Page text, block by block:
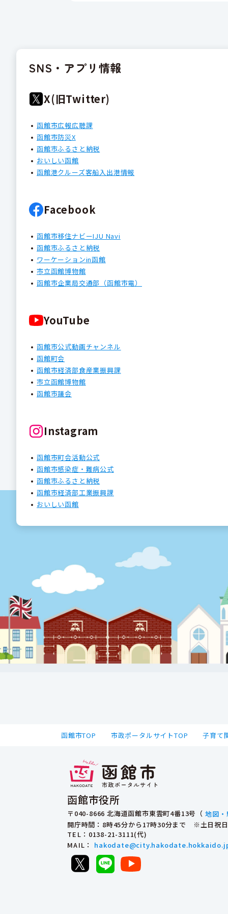
SNS・アプリ情報
X(旧Twitter)
函館市広報広聴課
函館市防災X
函館市ふるさと納税
おいしい函館
函館港クルーズ客船入出港情報
Facebook
函館市移住ナビーIJU Navi
函館市ふるさと納税
ワーケーションin函館
市立函館博物館
函館市企業局交通部（函館市電）
YouTube
函館市公式動画チャンネル
函館町会
函館市経済部食産業振興課
市立函館博物館
函館市議会
Instagram
函館市町会活動公式
函館市感染症・難病公式
函館市ふるさと納税
函館市経済部工業振興課
おいしい函館
函館市TOP 市政ポータルサイトTOP 子育て
函館市役所
〒040-8666 北海道函館市東雲町4番13号（ 地図
開庁時間：8時45分から17時30分まで ※土日祝
TEL ：0138-21-3111(代)
MAIL ：